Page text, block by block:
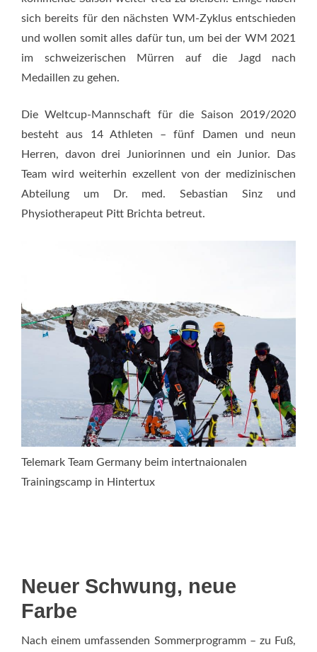
sich bereits für den nächsten WM-Zyklus entschieden
und wollen somit alles dafür tun, um bei der WM 2021
im schweizerischen Mürren auf die Jagd nach
Medaillen zu gehen.
Die Weltcup-Mannschaft für die Saison 2019/2020
besteht aus 14 Athleten – fünf Damen und neun
Herren, davon drei Juniorinnen und ein Junior. Das
Team wird weiterhin exzellent von der medizinischen
Abteilung um Dr. med. Sebastian Sinz und
Physiotherapeut Pitt Brichta betreut.
Telemark Team Germany beim intertnaionalen
Trainingscamp in Hintertux
Neuer Schwung, neue
Farbe
Nach einem umfassenden Sommerprogramm – zu Fuß,